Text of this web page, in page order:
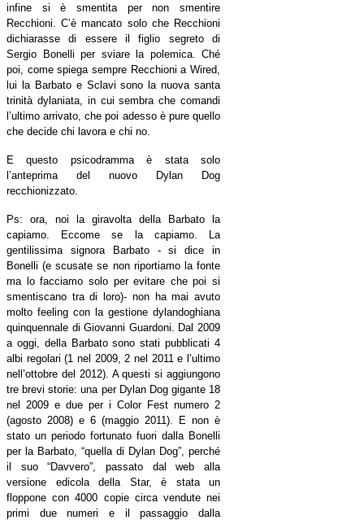
infine si è smentita per non smentire
Recchioni. C’è mancato solo che Recchioni
dichiarasse di essere il figlio segreto di
Sergio Bonelli per sviare la polemica. Ché
poi, come spiega sempre Recchioni a Wired,
lui la Barbato e Sclavi sono la nuova santa
trinità dylaniata, in cui sembra che comandi
l’ultimo arrivato, che poi adesso è pure quello
che decide chi lavora e chi no.
E questo psicodramma è stata solo
l’anteprima del nuovo Dylan Dog
recchionizzato.
Ps: ora, noi la giravolta della Barbato la
capiamo. Eccome se la capiamo. La
gentilissima signora Barbato - si dice in
Bonelli (e scusate se non riportiamo la fonte
ma lo facciamo solo per evitare che poi si
smentiscano tra di loro)- non ha mai avuto
molto feeling con la gestione dylandoghiana
quinquennale di Giovanni Guardoni. Dal 2009
a oggi, della Barbato sono stati pubblicati 4
albi regolari (1 nel 2009, 2 nel 2011 e l’ultimo
nell’ottobre del 2012). A questi si aggiungono
tre brevi storie: una per Dylan Dog gigante 18
nel 2009 e due per i Color Fest numero 2
(agosto 2008) e 6 (maggio 2011). E non è
stato un periodo fortunato fuori dalla Bonelli
per la Barbato, “quella di Dylan Dog”, perché
il suo “Davvero”, passato dal web alla
versione edicola della Star, è stata un
floppone con 4000 copie circa vendute nei
primi due numeri e il passaggio dalla